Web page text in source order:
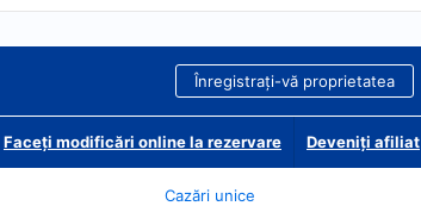
Înregistrați-vă proprietatea
Faceți modificări online la rezervare Deveniţi afiliat
Cazări unice